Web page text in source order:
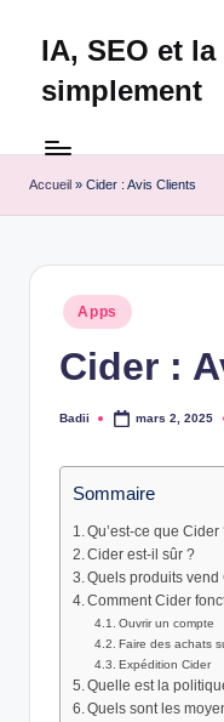
IA, SEO et
simplement
est
votre
destination
pour
l'actualité
tech.
Découvrez
des
les
dernières
Accueil » Cider : Avis Clients
Posted
in
Apps
Cider :
Posted
Badii mars 2, 2025
Sommaire
Qu’est-ce que Cider
Cider est-il sûr ?
Quels produits vend
Comment Cider
Ouvrir un compte
Faire des achats
Expédition Cider
Quelle est la
Quels sont les